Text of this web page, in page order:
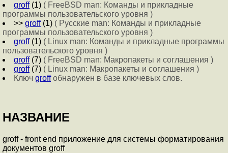
groff(1) ( FreeBSD man: Команды и прикладные
программы пользовательского уровня )
>> groff(1) ( Русские man: Команды и прикладные
программы пользовательского уровня )
groff(1) ( Linux man: Команды и прикладные программы
пользовательского уровня )
groff(7) ( FreeBSD man: Макропакеты и соглашения )
groff(7) ( Linux man: Макропакеты и соглашения )
Ключ groffобнаружен в базе ключевых слов.
НАЗВАНИЕ
groff - front end приложение для системы форматирования
документов groff